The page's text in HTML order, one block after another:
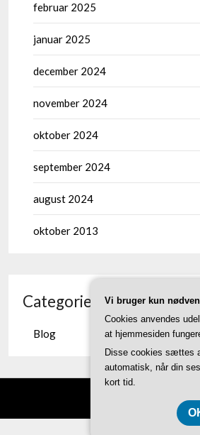
februar 2025
januar 2025
december 2024
november 2024
oktober 2024
september 2024
august 2024
oktober 2013
Categories
Blog
Vi bruger kun
Cookies anvendes
at hjemmesiden
Disse cookies sættes
automatisk, når din
kort tid.